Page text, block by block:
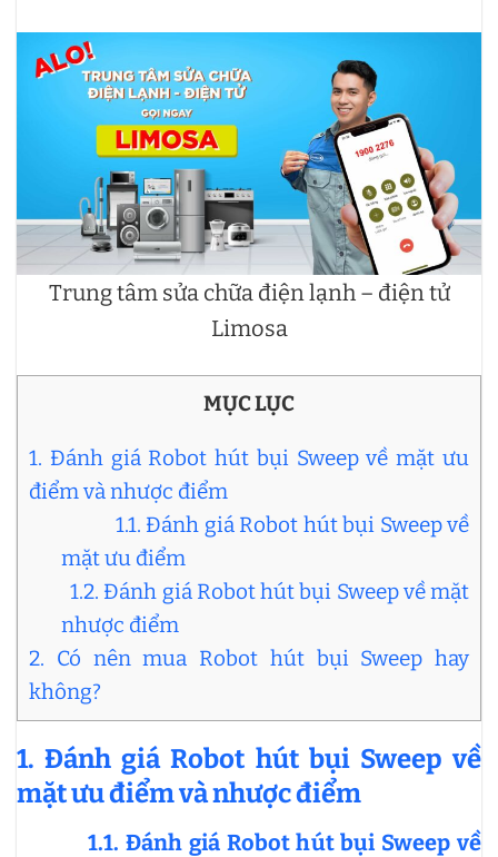
Trung tâm sửa chữa điện lạnh – điện tử
Limosa
MỤC LỤC
1. Đánh giá Robot hút bụi Sweep về mặt ưu
điểm và nhược điểm
1.1. Đánh giá Robot hút bụi Sweep về
mặt ưu điểm
1.2. Đánh giá Robot hút bụi Sweep về mặt
nhược điểm
2. Có nên mua Robot hút bụi Sweep hay
không?
1.Đánh giá Robot hút bụi Sweep về
mặt ưu điểm và nhược điểm
1.1. Đánh giá Robot hút bụi Sweep về